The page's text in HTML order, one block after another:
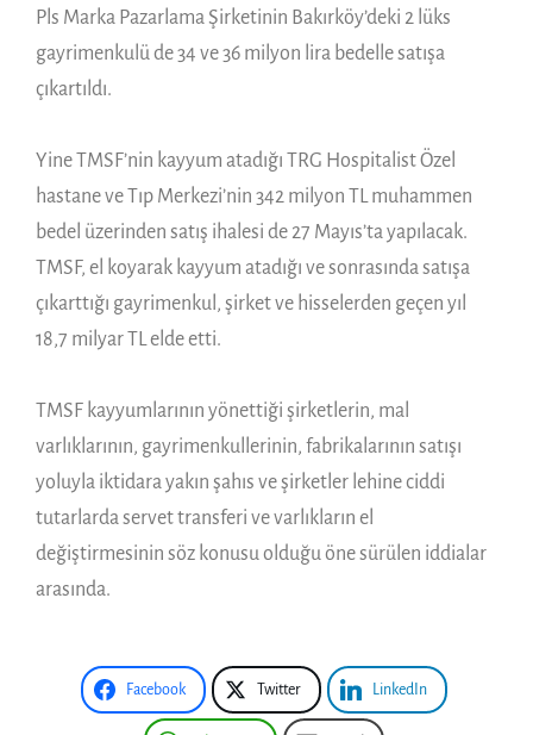
Pls Marka Pazarlama Şirketinin Bakırköy’deki 2 lüks
gayrimenkulü de 34 ve 36 milyon lira bedelle satışa
çıkartıldı.
Yine TMSF’nin kayyum atadığı TRG Hospitalist Özel
hastane ve Tıp Merkezi’nin 342 milyon TL muhammen
bedel üzerinden satış ihalesi de 27 Mayıs’ta yapılacak.
TMSF, el koyarak kayyum atadığı ve sonrasında satışa
çıkarttığı gayrimenkul, şirket ve hisselerden geçen yıl
18,7 milyar TL elde etti.
TMSF kayyumlarının yönettiği şirketlerin, mal
varlıklarının, gayrimenkullerinin, fabrikalarının satışı
yoluyla iktidara yakın şahıs ve şirketler lehine ciddi
tutarlarda servet transferi ve varlıkların el
değiştirmesinin söz konusu olduğu öne sürülen iddialar
arasında.
Facebook Twitter LinkedIn